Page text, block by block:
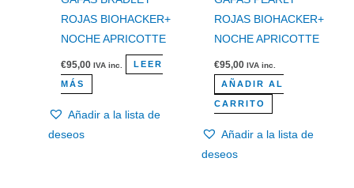
ROJAS BIOHACKER+
NOCHE APRICOTTE
€95,00 IVA inc. LEER
MÁS
Añadir a la lista de
deseos
ROJAS BIOHACKER+
NOCHE APRICOTTE
€95,00 IVA inc.
AÑADIR AL
CARRITO
Añadir a la lista de
deseos